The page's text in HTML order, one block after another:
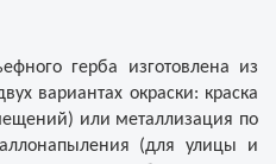
герба изготовлена из
вариантах окраски: краска
или металлизация по
(для улицы и